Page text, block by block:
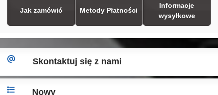
Jak zamówić Metody Płatności
Informacje
wysyłkowe
Skontaktuj się z nami
Nowy